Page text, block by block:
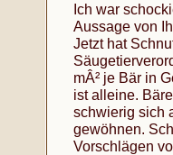
Ich war
Aussage von
Jetzt hat
mÂ² je Bär in
ist alleine.
schwierig sich
gewöhnen.
Vorschlägen